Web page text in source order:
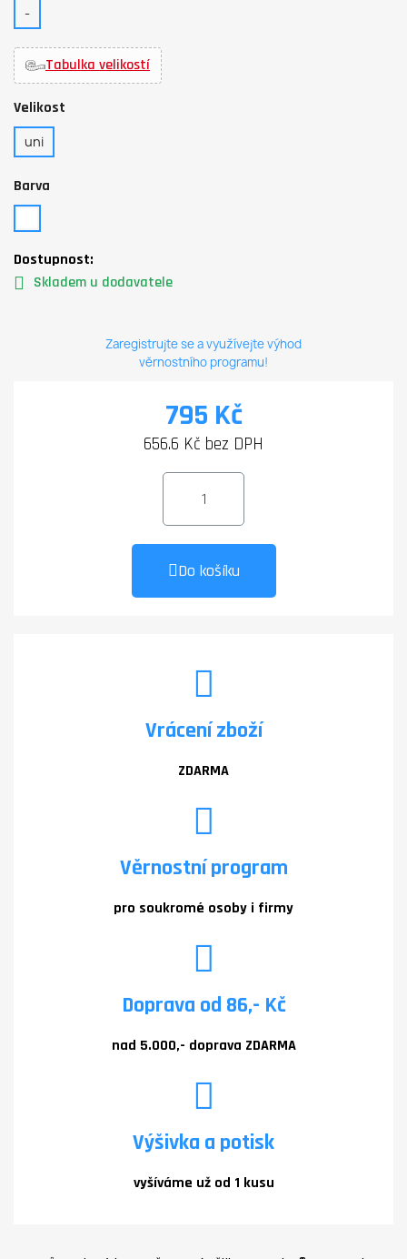
-
Tabulka velikostí
Velikost
uni
Barva
Dostupnost:
Skladem u dodavatele
Zaregistrujte se a využívejte výhod
věrnostního programu!
795 Kč
656.6 Kč bez DPH
Do košíku
Vrácení zboží
ZDARMA
Věrnostní program
pro soukromé osoby i firmy
Doprava od 86,- Kč
nad 5.000,- doprava ZDARMA
Výšivka a potisk
vyšíváme už od 1 kusu